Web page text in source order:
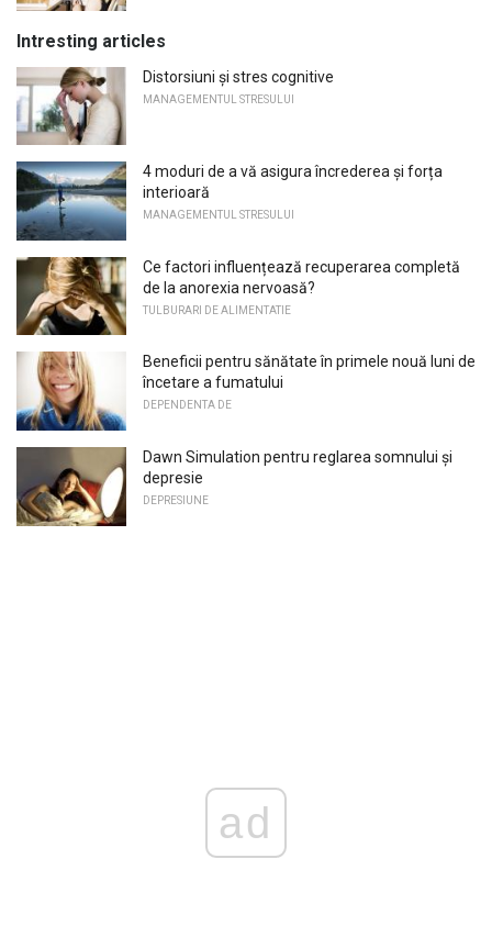
Intresting articles
Distorsiuni și stres cognitive
MANAGEMENTUL STRESULUI
4 moduri de a vă asigura încrederea și forța
interioară
MANAGEMENTUL STRESULUI
Ce factori influențează recuperarea completă
de la anorexia nervoasă?
TULBURARI DE ALIMENTATIE
Beneficii pentru sănătate în primele nouă luni de
încetare a fumatului
DEPENDENTA DE
Dawn Simulation pentru reglarea somnului și
depresie
DEPRESIUNE
ad